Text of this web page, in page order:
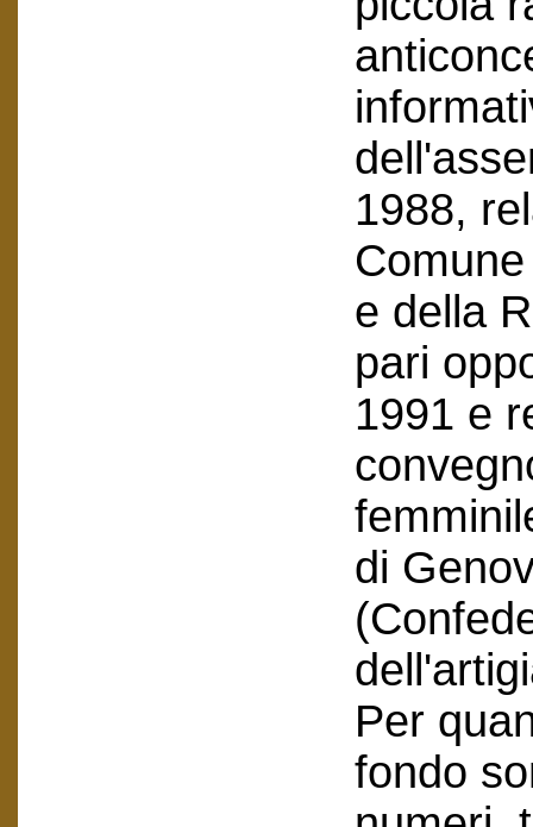
1988,
e della
pari
1991 e
di
Per
fondo